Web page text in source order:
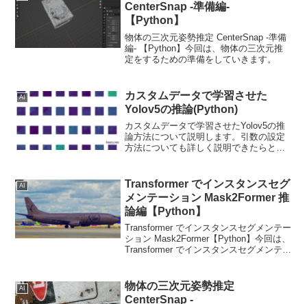
CenterSnap -準備編-
【Python】
物体の三次元姿勢推定 CenterSnap -準備
編- 【Python】今回は、物体の三次元推
定をするための準備をしていきます。
AI
カスタムデータで学習させた
Yolov5の推論(Python)
カスタムデータで学習させたYolov5の推
論方法について説明します。引数の設定
方法についても詳しく説明できたらと思
AI
Transformer でインスタンスセグ
メンテーション Mask2Former 推
論編【Python】
Transformer でインスタンスセグメンテー
ション Mask2Former【Python】今回は、
Transformer でインスタンスセグメンテー
AI
物体の三次元姿勢推定
CenterSnap -